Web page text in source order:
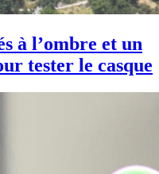
à l’ombre et un
tester le casque